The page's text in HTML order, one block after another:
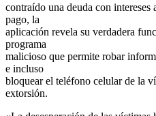
contraído una deuda con
pago, la
aplicación revela su verdadera
programa
malicioso que permite robar
e incluso
bloquear el teléfono celular de la
extorsión.